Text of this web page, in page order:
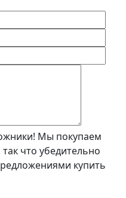
Мы покупаем
что убедительно
купить